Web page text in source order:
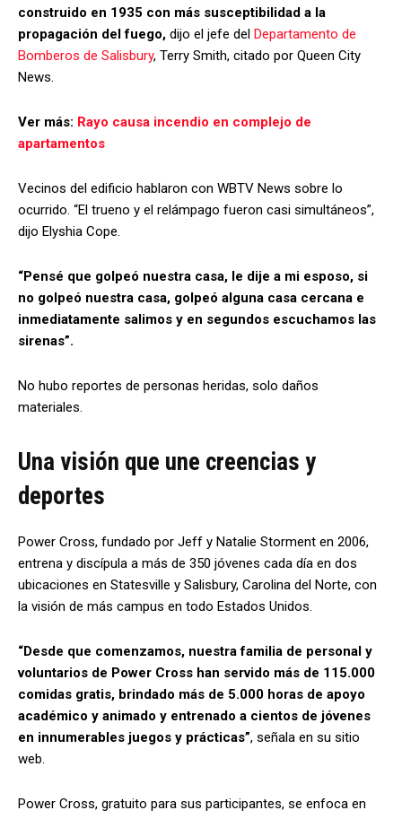
construido en 1935 con más susceptibilidad a la
propagación del fuego, dijo el jefe del Departamento de
Bomberos de Salisbury, Terry Smith, citado por Queen City
News.
Ver más: Rayo causa incendio en complejo de
apartamentos
Vecinos del edificio hablaron con WBTV News sobre lo
ocurrido. “El trueno y el relámpago fueron casi simultáneos”,
dijo Elyshia Cope.
“Pensé que golpeó nuestra casa, le dije a mi esposo, si
no golpeó nuestra casa, golpeó alguna casa cercana e
inmediatamente salimos y en segundos escuchamos las
sirenas”.
No hubo reportes de personas heridas, solo daños
materiales.
Una visión que une creencias y
deportes
Power Cross, fundado por Jeff y Natalie Storment en 2006,
entrena y discípula a más de 350 jóvenes cada día en dos
ubicaciones en Statesville y Salisbury, Carolina del Norte, con
la visión de más campus en todo Estados Unidos.
“Desde que comenzamos, nuestra familia de personal y
voluntarios de Power Cross han servido más de 115.000
comidas gratis, brindado más de 5.000 horas de apoyo
académico y animado y entrenado a cientos de jóvenes
en innumerables juegos y prácticas”, señala en su sitio
web.
Power Cross, gratuito para sus participantes, se enfoca en